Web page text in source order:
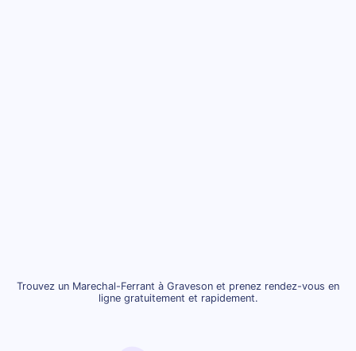
Trouvez un Marechal-Ferrant à Graveson et prenez rendez-vous en
ligne gratuitement et rapidement.